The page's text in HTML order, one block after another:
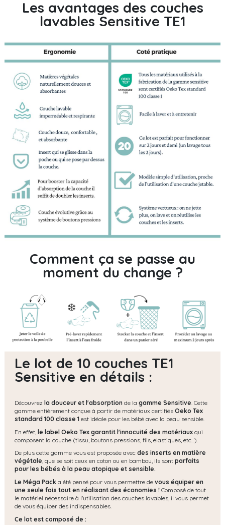
Les avantages des couches
lavables Sensitive TE1
Comment ça se passe au
moment du change ?
Le lot de 10 couches TE1
Sensitive en détails :
Découvrez la douceur et l'absorption de la gamme Sensitive. Cette
gamme entièrement conçue à partir de matériaux certifiés Oeko Tex
standard 100 classe 1 est idéale pour les bébé avec la peau sensible.
En effet, le label Oeko Tex garantit l'innocuité des matériaux qui
composent la couche (tissu, boutons pressions, fils, elastiques, etc...).
De plus cette gamme vous est proposée avec des inserts en matière
végétale, que se soit ceux en coton ou en bambou, ils sont parfaits
pour les bébés à la peau atopique et sensible.
Le Méga Pack a été pensé pour vous permettre de vous équiper en
une seule fois tout en réalisant des économies ! Composé de tout
le matériel nécessaire à l'utilisation des couches lavables, il vous permet
de vous équiper des indispensables.
Ce lot est composé de :